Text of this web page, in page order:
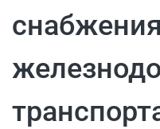
снабжения